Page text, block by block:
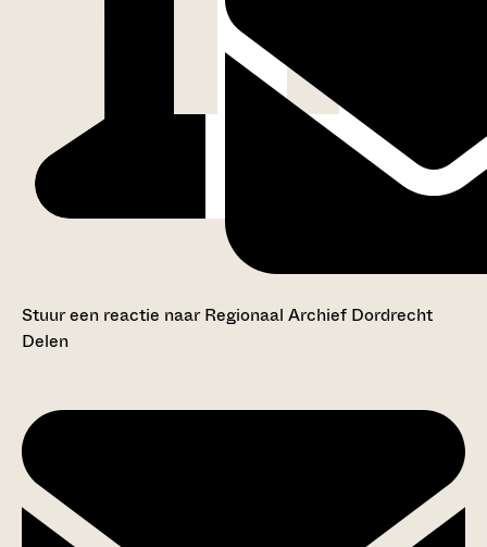
Stuur een reactie naar Regionaal Archief Dordrecht
Delen